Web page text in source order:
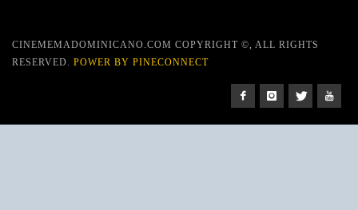
CINEMEMADOMINICANO.COM COPYRIGHT ©, ALL RIGHTS
RESERVED. POWER BY PINECONNECT